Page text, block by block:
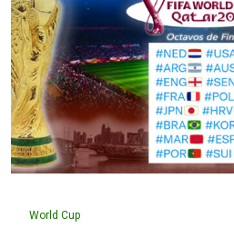
World Cup